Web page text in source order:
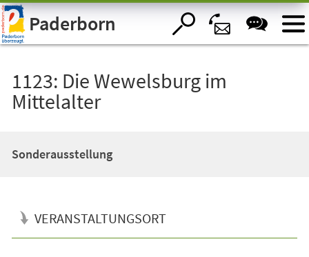
Visuelle
Assistenzsoftware
öffnen.Paderborn
1123: Die Wewelsburg im
Mittelalter
Sonderausstellung
VERANSTALTUNGSORT